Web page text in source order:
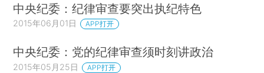
中央纪委：纪律审查要突出执纪特色
2015年06月01日 APP打开
中央纪委：党的纪律审查须时刻讲政治
2015年05月25日 APP打开